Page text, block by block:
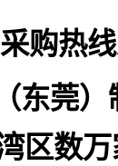
购热线
东莞
区数